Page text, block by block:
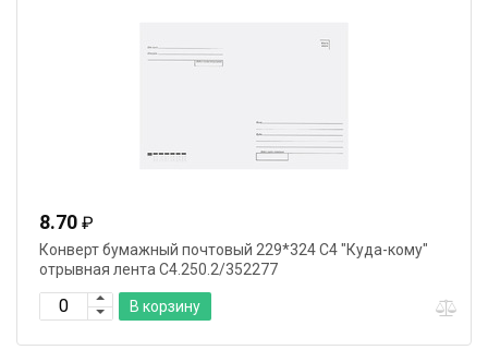
8.70 ₽
Конверт бумажный почтовый 229*324 С4 "Куда-кому"
отрывная лента С4.250.2/352277
В корзину